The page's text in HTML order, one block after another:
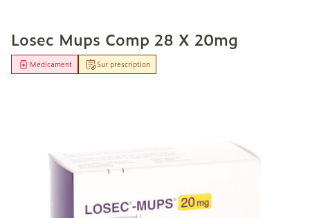
Losec Mups Comp 28 X 20mg
Sur prescription
Médicament